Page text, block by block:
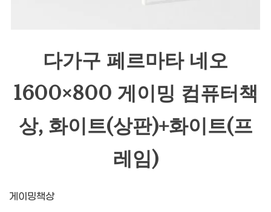
다가구 페르마타 네오
1600×800 게이밍 컴퓨터책
상, 화이트(상판)+화이트(프
레임)
게이밍책상